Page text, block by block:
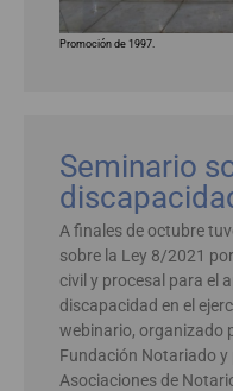
Promoción de 1997.
Seminario
A finales de octubre
sobre la Ley 8/2021
civil y procesal para el
discapacidad en el
webinario, organizado
Fundación Notariado y
Asociaciones de